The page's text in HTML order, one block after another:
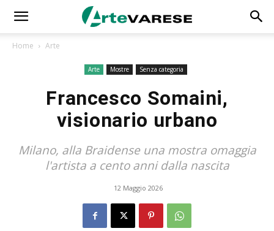
Home Arte
Arte Mostre Senza categoria
Francesco Somaini,
visionario urbano
Milano, alla Braidense una mostra omaggia
l'artista a cento anni dalla nascita
12 Maggio 2026